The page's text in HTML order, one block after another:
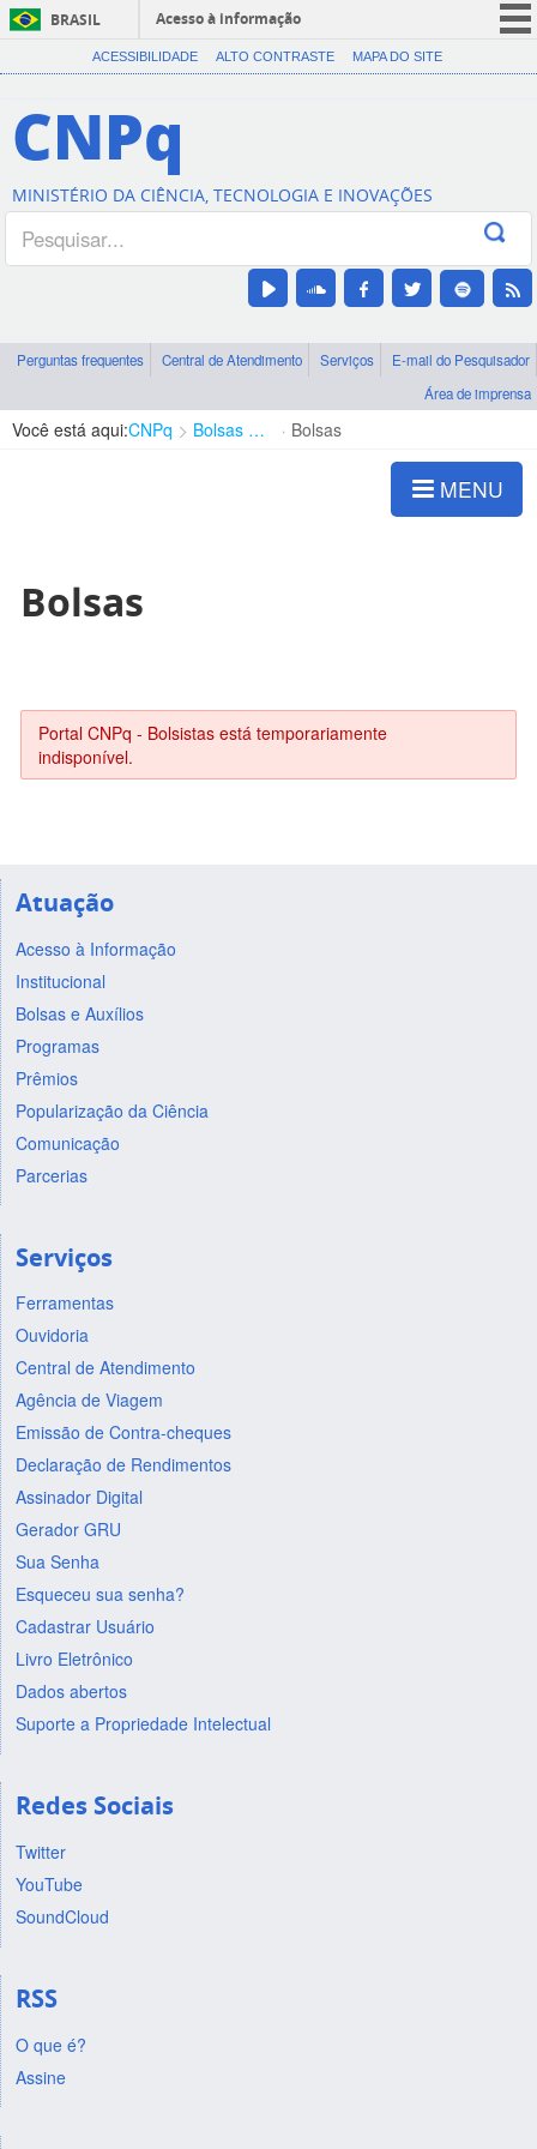
BRASIL
Acesso à informação
CORONAVÍRUS (COVID-19)
Canais
ACESSIBILIDADE ALTO CONTRASTE MAPA DO SITE
CNPq
MINISTÉRIO DA CIÊNCIA, TECNOLOGIA E INOVAÇÕES
Perguntas frequentes Central de Atendimento Serviços
E-mail do Pesquisador
Área de imprensa
Você está aqui:CNPq Bolsas e Auxílios Vigentes Bolsas
MENU
Bolsas
Portal CNPq - Bolsistas está temporariamente
indisponível.
Atuação
Acesso à Informação
Institucional
Bolsas e Auxílios
Programas
Prêmios
Popularização da Ciência
Comunicação
Parcerias
Serviços
Ferramentas
Ouvidoria
Central de Atendimento
Agência de Viagem
Emissão de Contra-cheques
Declaração de Rendimentos
Assinador Digital
Gerador GRU
Sua Senha
Esqueceu sua senha?
Cadastrar Usuário
Livro Eletrônico
Dados abertos
Suporte a Propriedade Intelectual
Redes Sociais
Twitter
YouTube
SoundCloud
RSS
O que é?
Assine